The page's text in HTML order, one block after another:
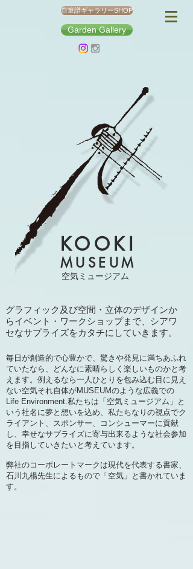
自筆譜ギャラリーSHOP
Garden Gallery
KOOKI
MUSEUM
​空気ミュージアム
グラフィック及び空間・立体のデザインか
らイベント・ワークショップまで、シアワ
セなサプライズをカタチにしていきます。
毎日が創造的で心豊かで、驚きや発見に満ちあふれ
ていたなら、どんなに素晴らしく楽しいものかと考
えます。例えるなら一人ひとりを包み込む目に見え
ない空気それ自体がMUSEUMのような広義での
Life Environment.私たちは「空気ミュージアム」と
いう社名に夢と想いを込め、私たちなりの視点でク
ライアント、スポンサー、コンシューマーに貢献
し、幸せなサプライズに寄与出来るような社会参加
を目指していきたいと考えています。
弊社のコーポレートマークは現代を代表する書家、
石川九楊先生によるもので「空気」と書かれていま
す。